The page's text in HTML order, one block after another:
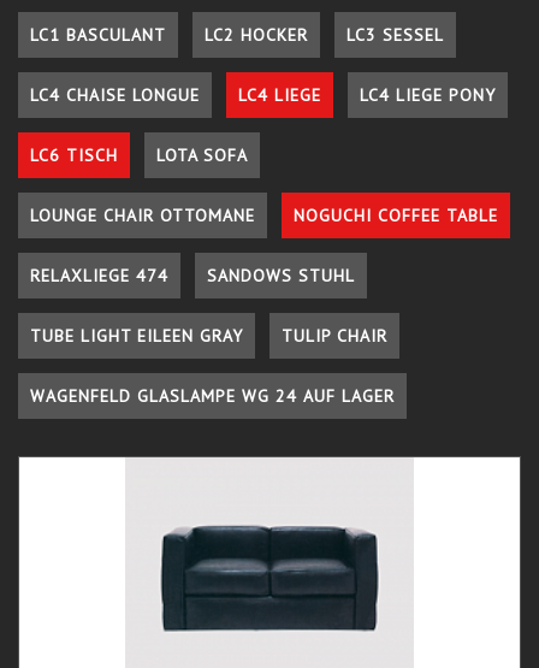
LC1 BASCULANT LC2 HOCKER LC3 SESSEL
LC4 CHAISE LONGUE LC4 LIEGE LC4 LIEGE PONY
LC6 TISCH LOTA SOFA
LOUNGE CHAIR OTTOMANE NOGUCHI COFFEE TABLE
RELAXLIEGE 474 SANDOWS STUHL
TUBE LIGHT EILEEN GRAY TULIP CHAIR
WAGENFELD GLASLAMPE WG 24 AUF LAGER